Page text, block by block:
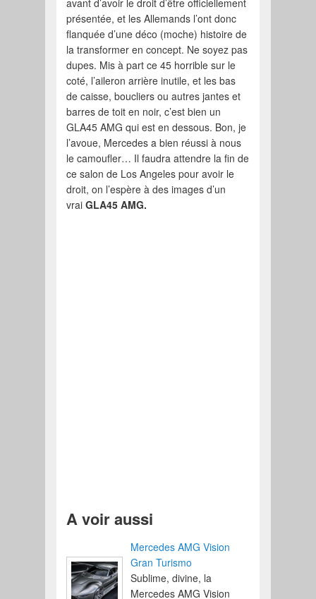
avant d’avoir le droit d’être officiellement
présentée, et les Allemands l’ont donc
flanquée d’une déco (moche) histoire de
la transformer en concept. Ne soyez pas
dupes. Mis à part ce 45 horrible sur le
coté, l’aileron arrière inutile, et les bas
de caisse, boucliers ou autres jantes et
barres de toit en noir, c’est bien un
GLA45 AMG qui est en dessous. Bon, je
l’avoue, Mercedes a bien réussi à nous
le camoufler… Il faudra attendre la fin de
ce salon de Los Angeles pour avoir le
droit, on l’espère à des images d’un
vraiGLA45 AMG.
A voir aussi
Mercedes AMG Vision
Gran Turismo
Sublime, divine, la
Mercedes AMG Vision